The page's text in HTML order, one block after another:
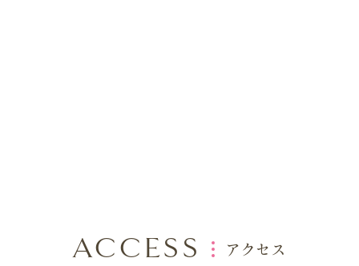
ACCESS アクセス